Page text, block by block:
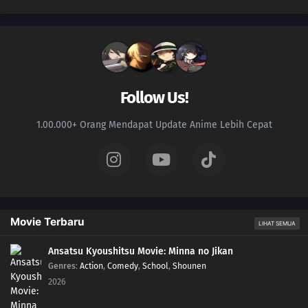
Follow Us!
1.00.000+ Orang Mendapat Update Anime Lebih Cepat
Movie Terbaru LIHAT SEMUA
Ansatsu Kyoushitsu Movie: Minna no Jikan
Genres: Action, Comedy, School, Shounen
2026